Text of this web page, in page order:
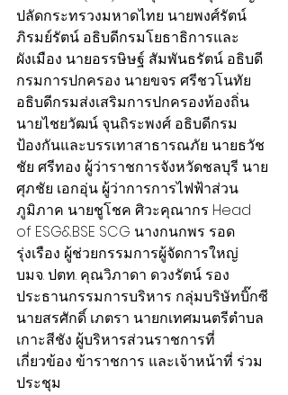
ปลัดกระทรวงมหาดไทย นายพงศ์รัตน์
ภิรมย์รัตน์ อธิบดีกรมโยธาธิการและ
ผังเมือง นายอรรษิษฐ์ สัมพันธรัตน์ อธิบดี
กรมการปกครอง นายขจร ศรีชวโนทัย
อธิบดีกรมส่งเสริมการปกครองท้องถิ่น
นายไชยวัฒน์ จุนถิระพงศ์ อธิบดีกรม
ป้องกันและบรรเทาสาธารณภัย นายธวัช
ชัย ศรีทอง ผู้ว่าราชการจังหวัดชลบุรี นาย
ศุภชัย เอกอุ่น ผู้ว่าการการไฟฟ้าส่วน
ภูมิภาค นายชูโชค ศิวะคุณากร Head
of ESG&BSE SCG นางกนกพร รอด
รุ่งเรือง ผู้ช่วยกรรมการผู้จัดการใหญ่
บมจ. ปตท. คุณวิภาดา ดวงรัตน์ รอง
ประธานกรรมการบริหาร กลุ่มบริษัทบิ๊กซี
นายสรศักดิ์ เภตรา นายกเทศมนตรีตำบล
เกาะสีชัง ผู้บริหารส่วนราชการที่
เกี่ยวข้อง ข้าราชการ และเจ้าหน้าที่ ร่วม
ประชุม